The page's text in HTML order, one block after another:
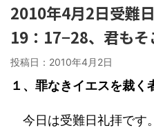
2010年4月2日受難
19：17−28、君もそ
投稿日： 2010年4月2日
１、罪なきイエスを裁く
今日は受難日礼拝です